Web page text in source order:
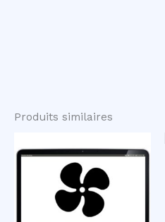
Produits similaires